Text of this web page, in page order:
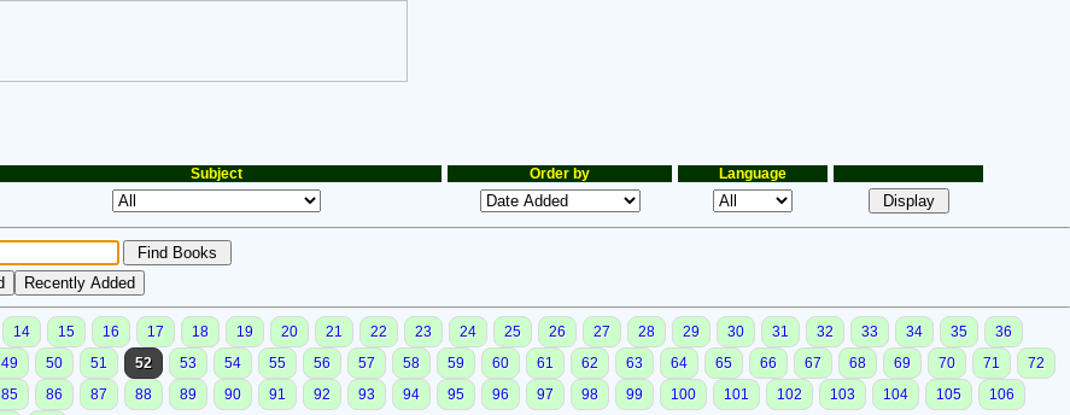
Subject Order by Language
14 15 16 17 18 19 20 21 22 23 24 25 26 27 28 29 30 31 32 33 34 35
36
49 50 51 52 53 54 55 56 57 58 59 60 61 62 63 64 65 66 67 68 69 70 71
72
85 86 87 88 89 90 91 92 93 94 95 96 97 98 99 100 101 102 103 104 105
106